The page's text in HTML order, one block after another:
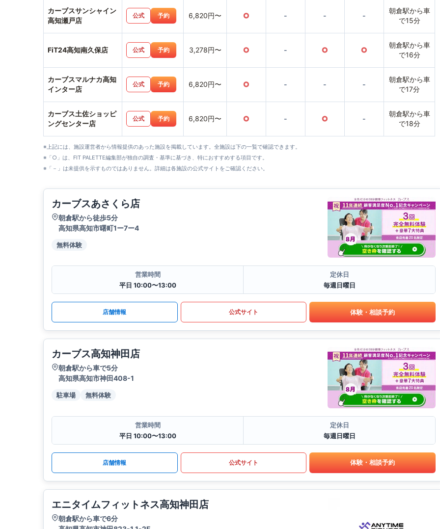
カーブスサンシャイン
高知瀬戸店
公式 予約 6,820円〜 ○ - - -
朝倉駅から車
で15分
FiT24高知南久保店 公式 予約 3,278円〜 ○ - ○ ○
朝倉駅から車
で16分
カーブスマルナカ高知
インター店
公式 予約 6,820円〜 ○ - - -
朝倉駅から車
で17分
カーブス土佐ショッピ
ングセンター店
公式 予約 6,820円〜 ○ - ○ -
朝倉駅から車
で18分
※上記には、施設運営者から情報提供のあった施設を掲載しています。全施設は下の一覧で確認できます。
※「○」は、FIT PALETTE編集部が独自の調査・基準に基づき、特におすすめする項目です。
※「－」は未提供を示すものではありません。詳細は各施設の公式サイトをご確認ください。
カーブスあさくら店
朝倉駅から徒歩5分
高知県高知市曙町1ー7ー4
無料体験
営業時間
平日 10:00〜13:00
定休日
毎週日曜日
店舗情報 公式サイト 体験・相談予約
カーブス高知神田店
朝倉駅から車で5分
高知県高知市神田408-1
駐車場 無料体験
営業時間
平日 10:00〜13:00
定休日
毎週日曜日
店舗情報 公式サイト 体験・相談予約
エニタイムフィットネス高知神田店
朝倉駅から車で6分